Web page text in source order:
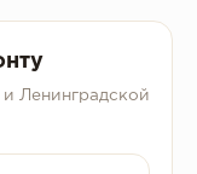
Ленинградской